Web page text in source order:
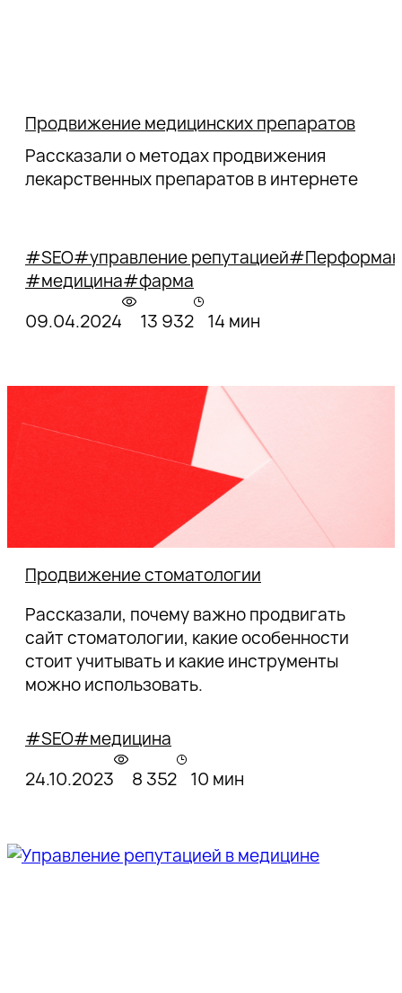
Продвижение медицинских препаратов
Рассказали о методах продвижения
лекарственных препаратов в интернете
#SEO#управление репутацией
#медицина#фарма
09.04.2024
13 932 14 мин
Продвижение стоматологии
Рассказали, почему важно продвигать
сайт стоматологии, какие особенности
стоит учитывать и какие инструменты
можно использовать.
#SEO#медицина
24.10.2023
8 352 10 мин